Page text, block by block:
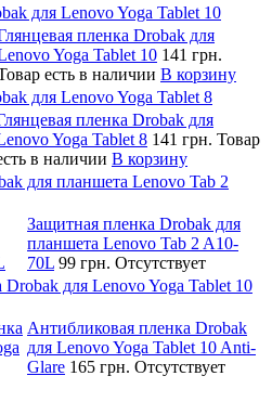
для Lenovo Yoga Tablet 10
пленка Drobak для
Yoga Tablet 10 141 грн.
есть в наличии В корзину
для Lenovo Yoga Tablet 8
пленка Drobak для
Yoga Tablet 8 141 грн. Товар
в наличии В корзину
для планшета Lenovo Tab 2
Защитная пленка Drobak для
планшета Lenovo Tab 2 A10-
70L 99 грн. Отсутствует
для Lenovo Yoga Tablet 10
Антибликовая пленка Drobak
для Lenovo Yoga Tablet 10 Anti-
Glare 165 грн. Отсутствует